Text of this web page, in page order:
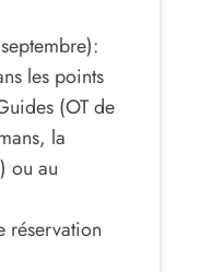
les points
(OT de
la
ou au
réservation